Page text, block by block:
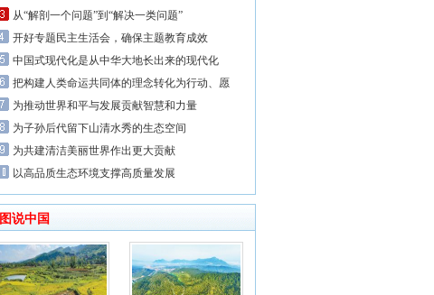
从“解剖一个问题”到“解决一类问题”
开好专题民主生活会，确保主题教育成效
中国式现代化是从中华大地长出来的现代化
把构建人类命运共同体的理念转化为行动、愿
为推动世界和平与发展贡献智慧和力量
为子孙后代留下山清水秀的生态空间
为共建清洁美丽世界作出更大贡献
以高品质生态环境支撑高质量发展
图说中国